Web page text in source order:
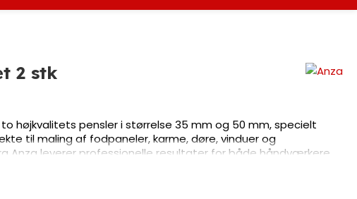
2 stk
højkvalitets pensler i størrelse 35 mm og 50 mm, specielt
til maling af fodpaneler, karme, døre, vinduer og
Anza leverer professionelle resultater for både håndværkere
en samlet vægt på kun 0,6 kg er sættet let at håndtere og
du har brug for til dit næste træværksprojekt.